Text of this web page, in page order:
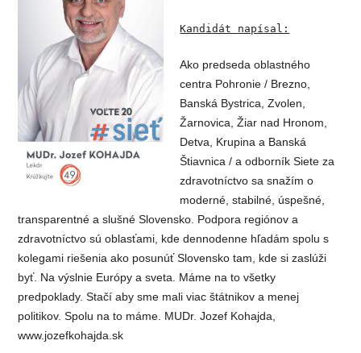
Kandidát napísal:
Ako predseda oblastného
centra Pohronie / Brezno,
Banská Bystrica, Zvolen,
Žarnovica, Žiar nad Hronom,
Detva, Krupina a Banská
Štiavnica / a odborník Siete za
zdravotníctvo sa snažím o
moderné, stabilné, úspešné,
transparentné a slušné Slovensko. Podpora regiónov a
zdravotníctvo sú oblasťami, kde dennodenne hľadám spolu s
kolegami riešenia ako posunúť Slovensko tam, kde si zaslúži
byť. Na výslnie Európy a sveta. Máme na to všetky
predpoklady. Stačí aby sme mali viac štátnikov a menej
politikov. Spolu na to máme. MUDr. Jozef Kohajda,
www.jozefkohajda.sk